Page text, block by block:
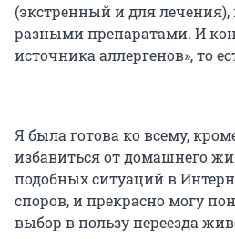
(экстренный и для
разными препаратами. И
источника аллергенов», то
Я была готова ко всему,
избавиться от домашнего
подобных ситуаций в
споров, и прекрасно могу
выбор в пользу переезда